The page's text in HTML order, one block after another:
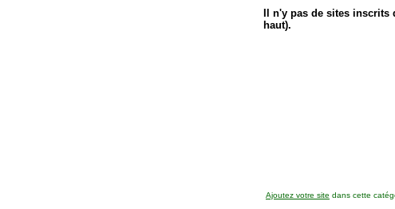
Il n'y pas de sites
haut).
Ajoutez votre site dans cette